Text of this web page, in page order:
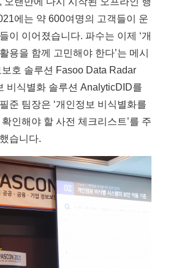
에는 약 600여명의 고객들이 운
이 이어졌습니다. 파수는 이제 ‘개
용을 함께 고민해야 한다’는 메시
호 솔루션 Fasoo Data Radar
비식별화 솔루션 AnalyticDID를
준 팀장은 ‘개인정보 비식별화를
인해야 할 사전 체크리스트’를 주
습니다.